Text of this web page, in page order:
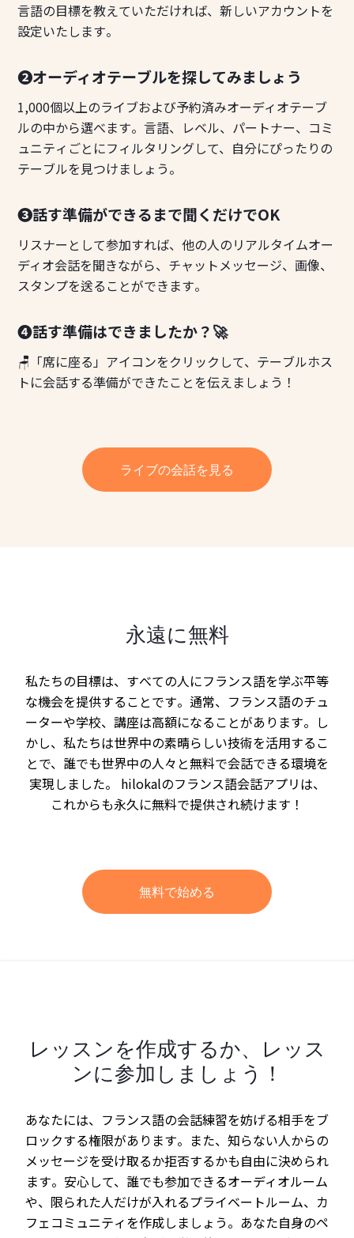
言語の目標を教えていただければ、新しいアカウントを
設定いたします。
❷オーディオテーブルを探してみましょう
1,000個以上のライブおよび予約済みオーディオテーブ
ルの中から選べます。言語、レベル、パートナー、コミ
ュニティごとにフィルタリングして、自分にぴったりの
テーブルを見つけましょう。
❸話す準備ができるまで聞くだけでOK
リスナーとして参加すれば、他の人のリアルタイムオー
ディオ会話を聞きながら、チャットメッセージ、画像、
スタンプを送ることができます。
❹話す準備はできましたか？🚀
🪑「席に座る」アイコンをクリックして、テーブルホス
トに会話する準備ができたことを伝えましょう！
ライブの会話を見る
永遠に無料
私たちの目標は、すべての人にフランス語を学ぶ平等
な機会を提供することです。通常、フランス語のチュ
ーターや学校、講座は高額になることがあります。し
かし、私たちは世界中の素晴らしい技術を活用するこ
とで、誰でも世界中の人々と無料で会話できる環境を
実現しました。 hilokalのフランス語会話アプリは、
これからも永久に無料で提供され続けます！
無料で始める
レッスンを作成するか、レッス
ンに参加しましょう！
あなたには、フランス語の会話練習を妨げる相手をブ
ロックする権限があります。また、知らない人からの
メッセージを受け取るか拒否するかも自由に決められ
ます。安心して、誰でも参加できるオーディオルーム
や、限られた人だけが入れるプライベートルーム、カ
フェコミュニティを作成しましょう。あなた自身のペ